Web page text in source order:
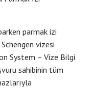
parmak izi
vizesi
System – Vize Bilgi
sahibinin tüm